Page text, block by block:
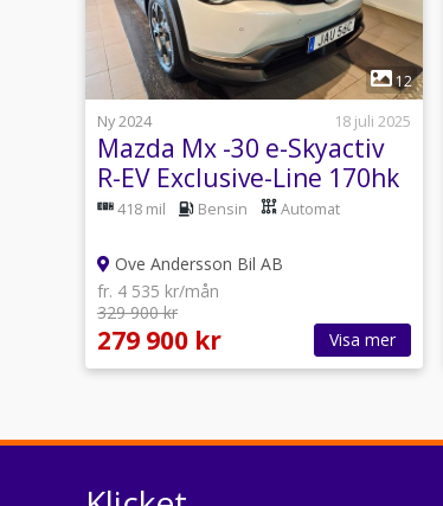
1
12
Ny 2024
18 juli 2025
Mazda Mx -30 e-Skyactiv
R-EV Exclusive-Line 170hk
418 mil Bensin Automat
Ove Andersson Bil AB
fr. 4 535 kr/mån
329 900 kr
279 900 kr Visa mer